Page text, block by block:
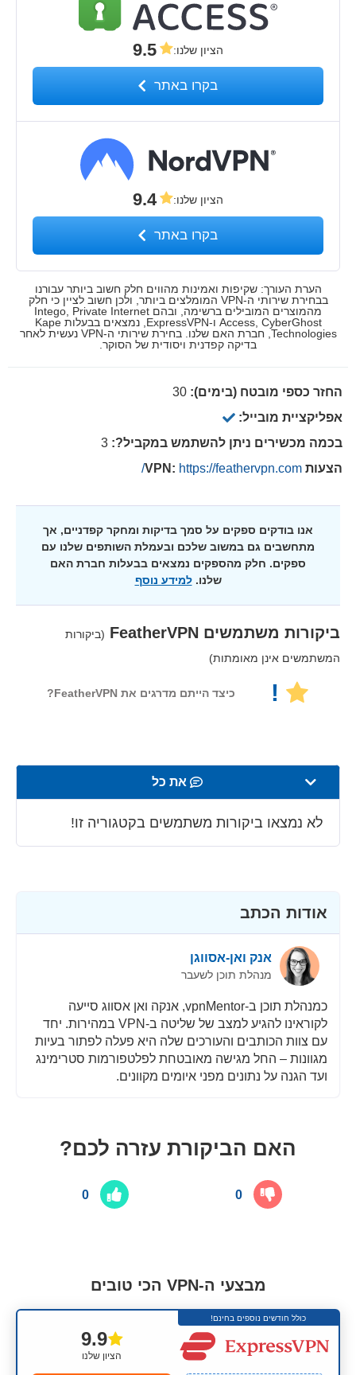
הציון שלנו:
9.5
בקרו באתר
הציון שלנו:
9.4
בקרו באתר
הערת העורך: שקיפות ואמינות מהווים חלק חשוב ביותר עבורנו
בבחירת שירותי ה-VPN המומלצים ביותר, ולכן חשוב לציין כי חלק
מהמוצרים המובילים ברשימה, ובהם Intego, Private Internet
Access, CyberGhost ו-ExpressVPN, נמצאים בבעלות Kape
Technologies, חברת האם שלנו. בחירת שירותי ה-VPN נעשית לאחר
בדיקה קפדנית ויסודית של הסוקר.
החזר כספי מובטח (בימים): 30
אפליקציית מובייל:
בכמה מכשירים ניתן להשתמש במקביל?: 3
הצעות VPN: https://feathervpn.com/
אנו בודקים ספקים על סמך בדיקות ומחקר קפדניים, אך
מתחשבים גם במשוב שלכם ובעמלת השותפים שלנו עם
ספקים. חלק מהספקים נמצאים בבעלות חברת האם
שלנו.למידע נוסף
ביקורות משתמשים FeatherVPN (ביקורות
המשתמשים אינן מאומתות)
! כיצד הייתם מדרגים את FeatherVPN?
את כל
מהירות
סטרימינג
לא נמצאו ביקורות משתמשים בקטגוריה זו!
אודות הכתב
אנק ואן-אסווגן
מנהלת תוכן לשעבר
כמנהלת תוכן ב-vpnMentor, אנקה ואן אסווג סייעה
לקוראינו להגיע למצב של שליטה ב-VPN במהירות. יחד
עם צוות הכותבים והעורכים שלה היא פעלה לפתור בעיות
מגוונות – החל מגישה מאובטחת לפלטפורמות סטרימינג
ועד הגנה על נתונים מפני איומים מקוונים.
האם הביקורת עזרה לכם?
0 0
מבצעי ה-VPN הכי טובים
כולל חודשים נוספים בחינם!
הציון שלנו
9.9